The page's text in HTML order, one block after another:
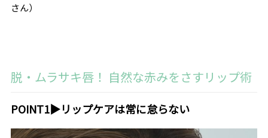
さん）
脱・ムラサキ唇！ 自然な赤みをさすリップ術
POINT1▶︎リップケアは常に怠らない